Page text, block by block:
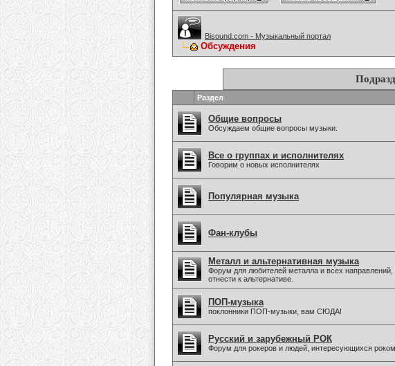
Bisound.com - Музыкальный портал
Обсуждения
Раздел
Общие вопросы
Обсуждаем общие вопросы музыки.
Все о группах и исполнителях
Говорим о новых исполнителях
Популярная музыка
Фан-клубы
Металл и альтернативная музыка
Форум для любителей металла и всех
отнести к альтернативе.
ПОП-музыка
поклонники ПОП-музыки, вам СЮДА!
Русский и зарубежный РОК
Форум для рокеров и людей, интересующихся роком.